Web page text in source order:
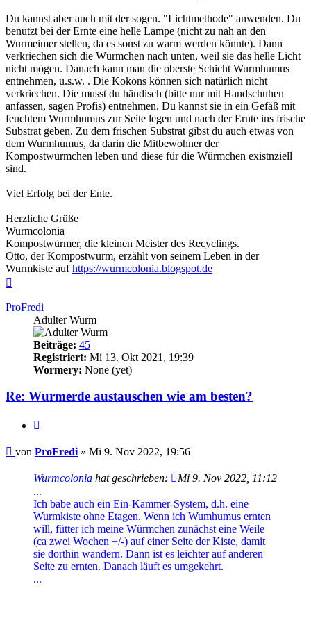
Du kannst aber auch mit der sogen. "Lichtmethode" anwenden. Du
benutzt bei der Ernte eine helle Lampe (nicht zu nah an den
Wurmeimer stellen, da es sonst zu warm werden könnte). Dann
verkriechen sich die Würmchen nach unten, weil sie das helle Licht
nicht mögen. Danach kann man die oberste Schicht Wurmhumus
entnehmen, u.s.w. . Die Kokons können sich natürlich nicht
verkriechen. Die musst du händisch (bitte nur mit Handschuhen
anfassen, sagen Profis) entnehmen. Du kannst sie in ein Gefäß mit
feuchtem Wurmhumus zur Seite legen und nach der Ernte ins frische
Substrat geben. Zu dem frischen Substrat gibst du auch etwas von
dem Wurmhumus, da darin die Mitbewohner der
Kompostwürmchen leben und diese für die Würmchen existnziell
sind.
Viel Erfolg bei der Ente.
Herzliche Grüße
Wurmcolonia
Kompostwürmer, die kleinen Meister des Recyclings.
Otto, der Kompostwurm, erzählt von seinem Leben in der
Wurmkiste aufhttps://wurmcolonia.blogspot.de
ProFredi
Adulter Wurm
Beiträge: 45
Registriert: Mi 13. Okt 2021, 19:39
Wormery: None (yet)
Re: Wurmerde austauschen wie am besten?
Beitrag
von ProFredi » Mi 9. Nov 2022, 19:56
Wurmcolonia hat geschrieben:
Mi 9. Nov 2022, 11:12
...
Ich babe auch ein Ein-Kammer-System, d.h. eine
Wurmkiste ohne Etagen. Wenn ich Wumhumus ernten
will, fütter ich meine Würmchen zunächst eine Weile
(ca zwei Wochen +/-) auf einer Seite der Kiste, damit
sie dorthin wandern. Dann ist es leichter auf anderen
Seite zu ernten. Danach läuft es umgekehrt.
...